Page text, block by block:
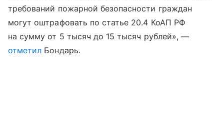
требований пожарной безопасности граждан
могут оштрафовать по статье 20.4 КоАП РФ
на сумму от 5 тысяч до 15 тысяч рублей», —
отметил Бондарь.